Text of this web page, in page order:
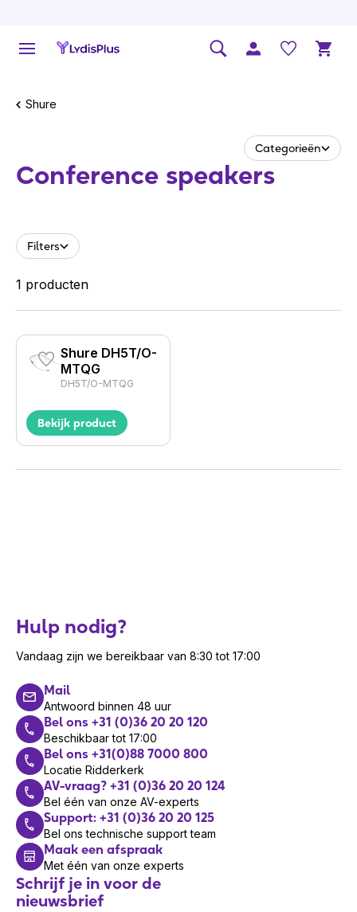
Shure
Categorieën
Conference speakers
Filters
1 producten
Shure DH5T/O-
MTQG
DH5T/O-MTQG
Bekijk product
Hulp nodig?
Vandaag zijn we bereikbaar van 8:30 tot 17:00
Mail
Antwoord binnen 48 uur
Bel ons +31 (0)36 20 20 120
Beschikbaar tot 17:00
Bel ons +31(0)88 7000 800
Locatie Ridderkerk
AV-vraag? +31 (0)36 20 20 124
Bel één van onze AV-experts
Support: +31 (0)36 20 20 125
Bel ons technische support team
Maak een afspraak
Met één van onze experts
Schrijf je in voor de
nieuwsbrief